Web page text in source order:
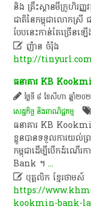
និង​ គ្រឹះស្ថាន​មីក្រូហិរញ្ញ
ជាតិ​នៃ​កម្ពុជា​លោកស្រី​
បែប​នេះ​កាន់តែ​ច្រើន​ឡ
 ញ៉ា​ន​ ​ចំ​រ៉ុ​ង
http://
ធនាគារ​ KB​
ថ្ងៃទី ៨ ខែសីហា ឆ្នាំ២០
សេដ្ឋកិច្ច និងពាណិជ្ជកម្ម
ធនាគារ​ KB​
ខ្លួន​បាន​ទទួល​ការ​យល់ព្
កម្ពុជា​ដើម្បី​បើក​ដំណើរ
Bank​ ។​...
 បុគ្គលិក​ ខ្មែរ​ថា​ម​ស៍​
https://
kookmin-bank-